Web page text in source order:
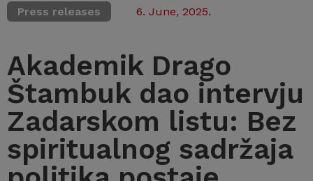
Press releases 6. June, 2025.
Akademik Drago
Štambuk dao intervju
Zadarskom listu: Bez
spiritualnog sadržaja